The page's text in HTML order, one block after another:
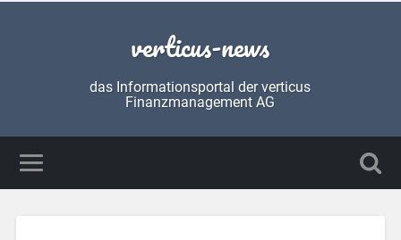
verticus-news
das Informationsportal der verticus
Finanzmanagement AG